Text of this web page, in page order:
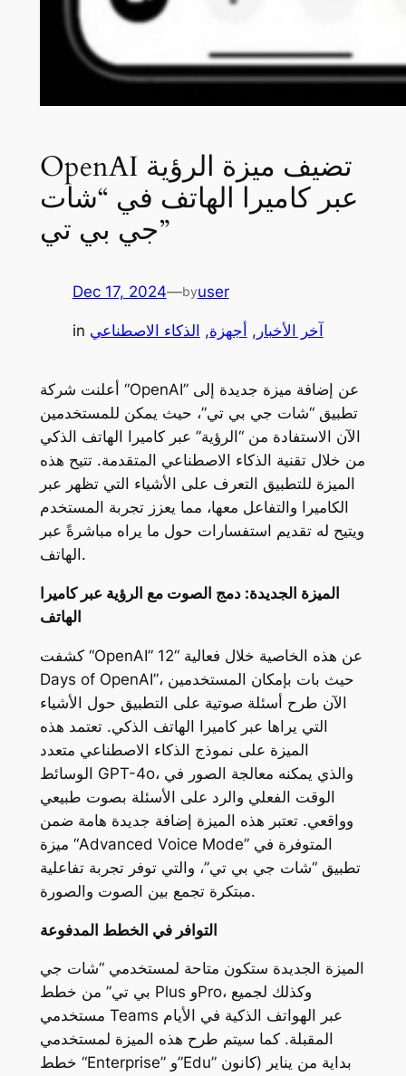
OpenAI تضيف ميزة الرؤية
عبر كاميرا الهاتف في “شات
جي بي تي”
Dec 17, 2024—byuser
in آخر الأخبار , أجهزة, الذكاء الاصطناعي
أعلنت شركة “OpenAI” عن إضافة ميزة جديدة إلى
تطبيق “شات جي بي تي”، حيث يمكن للمستخدمين
الآن الاستفادة من “الرؤية” عبر كاميرا الهاتف الذكي
من خلال تقنية الذكاء الاصطناعي المتقدمة. تتيح هذه
الميزة للتطبيق التعرف على الأشياء التي تظهر عبر
الكاميرا والتفاعل معها، مما يعزز تجربة المستخدم
ويتيح له تقديم استفسارات حول ما يراه مباشرةً عبر
الهاتف.
الميزة الجديدة: دمج الصوت مع الرؤية عبر كاميرا
الهاتف
كشفت “OpenAI” عن هذه الخاصية خلال فعالية “12
Days of OpenAI”، حيث بات بإمكان المستخدمين
الآن طرح أسئلة صوتية على التطبيق حول الأشياء
التي يراها عبر كاميرا الهاتف الذكي. تعتمد هذه
الميزة على نموذج الذكاء الاصطناعي متعدد
الوسائط GPT-4o، والذي يمكنه معالجة الصور في
الوقت الفعلي والرد على الأسئلة بصوت طبيعي
وواقعي. تعتبر هذه الميزة إضافة جديدة هامة ضمن
ميزة “Advanced Voice Mode” المتوفرة في
تطبيق “شات جي بي تي”، والتي توفر تجربة تفاعلية
مبتكرة تجمع بين الصوت والصورة.
التوافر في الخطط المدفوعة
الميزة الجديدة ستكون متاحة لمستخدمي “شات جي
بي تي” من خطط Plus وPro، وكذلك لجميع
مستخدمي Teams عبر الهواتف الذكية في الأيام
المقبلة. كما سيتم طرح هذه الميزة لمستخدمي
خطط “Enterprise” و”Edu” بداية من يناير (كانون